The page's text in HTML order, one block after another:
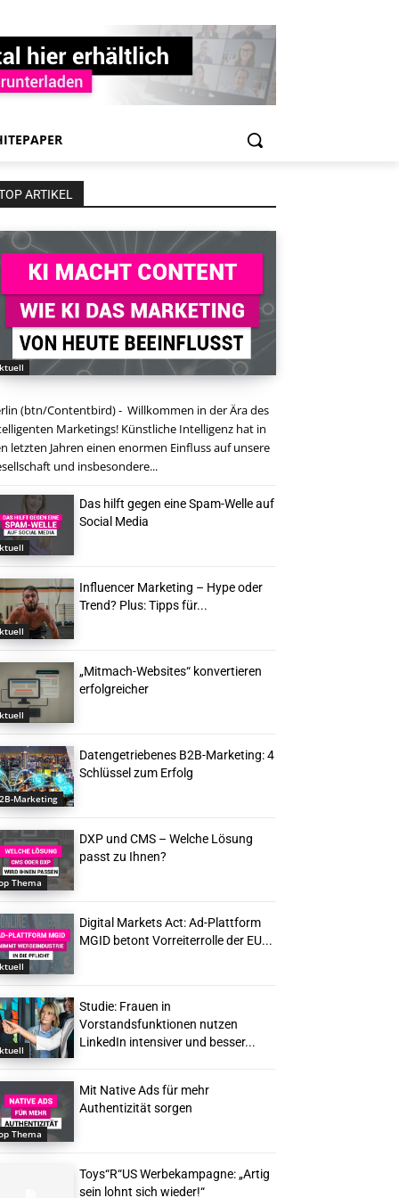
ARTIKEL
(btn/Contentbird) - Willkommen in der Ära des
Marketings! Künstliche Intelligenz hat in
letzten Jahren einen enormen Einfluss auf unsere
und insbesondere...
Das hilft gegen eine Spam-Welle auf
Social Media
Influencer Marketing – Hype oder
Trend? Plus: Tipps für...
„Mitmach-Websites“ konvertieren
erfolgreicher
Marketing
Datengetriebenes B2B-Marketing: 4
Schlüssel zum Erfolg
Thema
DXP und CMS – Welche Lösung
passt zu Ihnen?
Digital Markets Act: Ad-Plattform
MGID betont Vorreiterrolle der EU...
Studie: Frauen in
Vorstandsfunktionen nutzen
LinkedIn intensiver und besser...
Thema
Mit Native Ads für mehr
Authentizität sorgen
Toys“R“US Werbekampagne: „Artig
sein lohnt sich wieder!“